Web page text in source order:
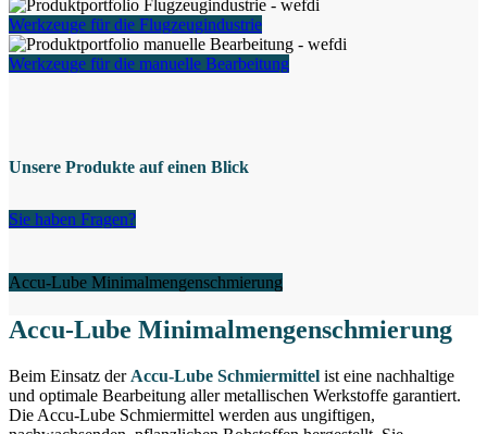
Werkzeuge für die Flugzeugindustrie
Werkzeuge für die manuelle Bearbeitung
Unsere Produkte auf einen Blick
Sie haben Fragen?
Accu-Lube Minimalmengenschmierung
Accu-Lube Minimalmengenschmierung
Beim Einsatz der Accu-Lube Schmiermittel ist eine nachhaltige
und optimale Bearbeitung aller metallischen Werkstoffe garantiert.
Die Accu-Lube Schmiermittel werden aus ungiftigen,